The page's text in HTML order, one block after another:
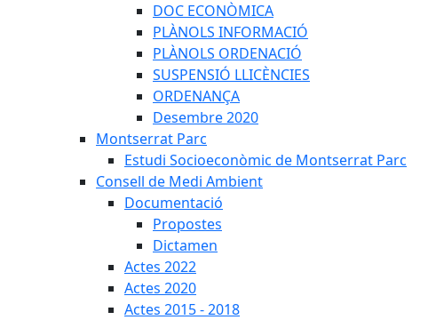
DOC ECONÒMICA
PLÀNOLS INFORMACIÓ
PLÀNOLS ORDENACIÓ
SUSPENSIÓ LLICÈNCIES
ORDENANÇA
Desembre 2020
Montserrat Parc
Estudi Socioeconòmic de Montserrat Parc
Consell de Medi Ambient
Documentació
Propostes
Dictamen
Actes 2022
Actes 2020
Actes 2015 - 2018